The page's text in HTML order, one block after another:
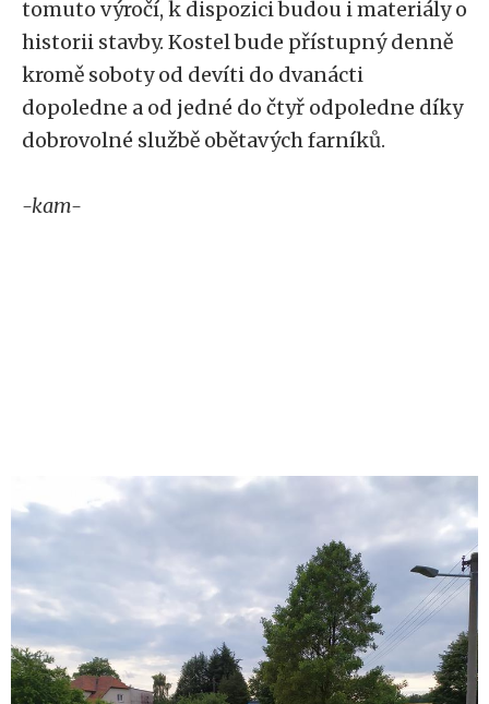
tomuto výročí, k dispozici budou i materiály o
historii stavby. Kostel bude přístupný denně
kromě soboty od devíti do dvanácti
dopoledne a od jedné do čtyř odpoledne díky
dobrovolné službě obětavých farníků.
-kam-